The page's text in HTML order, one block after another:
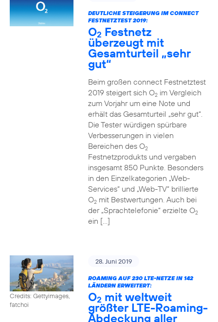
DEUTLICHE STEIGERUNG IM CONNECT
FESTNETZTEST 2019:
O2 Festnetz
überzeugt mit
Gesamturteil „sehr
gut“
Beim großen connect Festnetztest
2019 steigert sich O2im Vergleich
zum Vorjahr um eine Note und
erhält das Gesamturteil „sehr gut“.
Die Tester würdigen spürbare
Verbesserungen in vielen
Bereichen des O2
Festnetzprodukts und vergaben
insgesamt 850 Punkte. Besonders
in den Einzelkategorien „Web-
Services“ und „Web-TV“ brillierte
O2mit Bestwertungen. Auch bei
der „Sprachtelefonie“ erzielte O2
ein […]
Credits: Gettyimages,
fatchoi
28. Juni 2019
ROAMING AUF 230 LTE-NETZE IN 142
LÄNDERN ERWEITERT:
O2 mit weltweit
größter LTE-Roaming-
Abdeckung aller